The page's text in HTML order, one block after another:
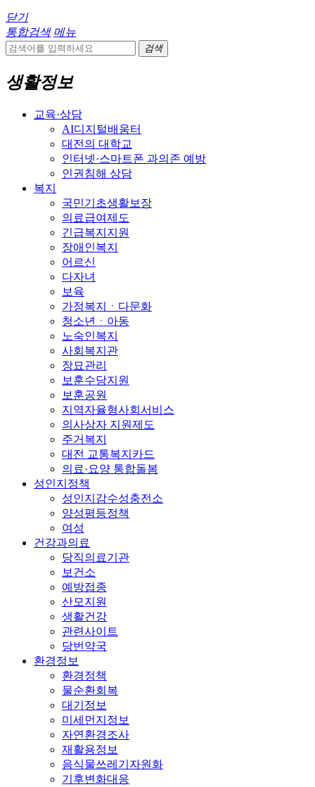
닫기
통합검색 메뉴
검색
생활정보
교육·상담
AI디지털배움터
대전의 대학교
인터넷·스마트폰 과의존 예방
인권침해 상담
복지
국민기초생활보장
의료급여제도
긴급복지지원
장애인복지
어르신
다자녀
보육
가정복지ㆍ다문화
청소년ㆍ아동
노숙인복지
사회복지관
장묘관리
보훈수당지원
보훈공원
지역자율형사회서비스
의사상자 지원제도
주거복지
대전 교통복지카드
의료·요양 통합돌봄
성인지정책
성인지감수성충전소
양성평등정책
여성
건강과의료
당직의료기관
보건소
예방접종
산모지원
생활건강
관련사이트
당번약국
환경정보
환경정책
물순환회복
대기정보
미세먼지정보
자연환경조사
재활용정보
음식물쓰레기자원화
기후변화대응